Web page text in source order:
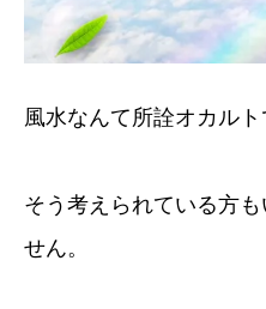
風水なんて所詮オカルト
そう考えられている方
せん。